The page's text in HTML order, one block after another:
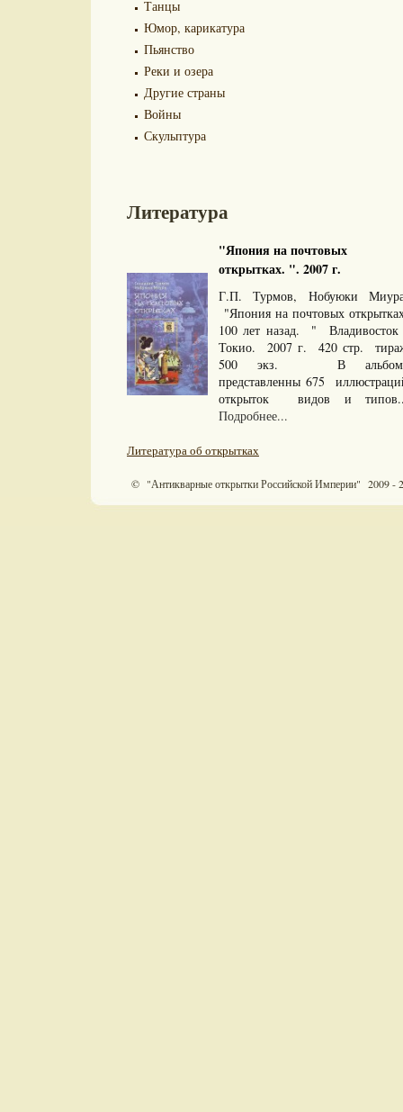
Танцы
Юмор, карикатура
Пьянство
Реки и озера
Другие страны
Войны
Скульптура
Литература
"Япония на почтовых
открытках. ". 2007 г.
Г.П. Турмов, Нобуюки
"Япония на почтовых
100 лет назад. "
Токио. 2007 г. 420 стр.
500 экз. В
представленны 675
открыток видов и
Подробнее...
Литература об открытках
© "Антикварные открытки Российской Империи" 2009 -